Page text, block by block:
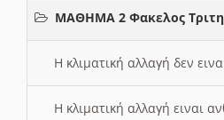
ΜΑΘΗΜΑ 2 Φακελος
Η κλιματική αλλαγή δεν
Η κλιματική αλλαγή ειναι